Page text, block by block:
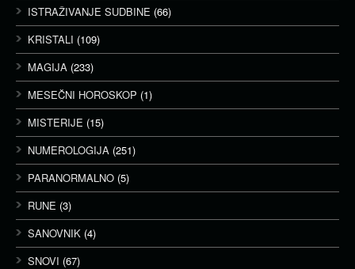
ISTRAŽIVANJE SUDBINE (66)
KRISTALI (109)
MAGIJA (233)
MESEČNI HOROSKOP (1)
MISTERIJE (15)
NUMEROLOGIJA (251)
PARANORMALNO (5)
RUNE (3)
SANOVNIK (4)
SNOVI (67)